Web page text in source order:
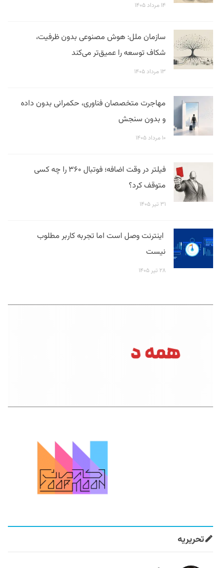
۱۴ مرداد ۱۴۰۵
سازمان ملل: هوش مصنوعی بدون ظرفیت،
شکاف توسعه را عمیق‌تر می‌کند
۱۳ مرداد ۱۴۰۵
مهاجرت متخصصان فناوری، حکمرانی بدون داده
و بدون سنجش
۱۰ مرداد ۱۴۰۵
فیلتر در وقت اضافه؛ فوتبال ۳۶۰ را چه کسی
متوقف کرد؟
۳۱ تیر ۱۴۰۵
اینترنت وصل است اما تجربه کاربر مطلوب
نیست
۲۸ تیر ۱۴۰۵
تحریریه